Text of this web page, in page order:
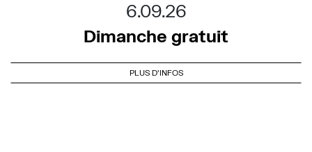
6.09.26
Dimanche gratuit
PLUS D'INFOS